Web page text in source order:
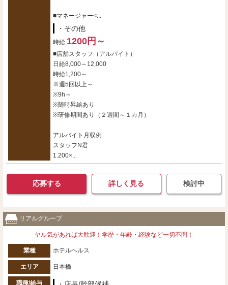
■マネージャー<...
・その他
時給 1200円～
■店舗スタッフ（アルバイト）
日給8,000～12,000
時給1,200～
※週5回以上～
※9h～
※随時昇給あり
※研修期間あり（２週間～１カ月）
アルバイト月収例
スタッフN君
1.200×...
応募する 詳しく見る 検討中
リアルグループ
ヤル気があれば大歓迎！学歴・年齢・経験など一切不問！
業種 ホテルヘルス
エリア 日本橋
職種/給与